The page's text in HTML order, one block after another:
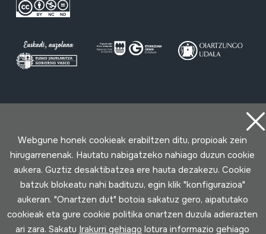
Erabilpen baldintzak Pribatutasun politika Cookie politika
Loturak garatua
Webgune honek cookieak erabiltzen ditu, propioak zein
hirugarrenenak. Hautatu nabigatzeko nahiago duzun cookie
aukera. Guztiz desaktibatzea ere hauta dezakezu. Cookie
batzuk blokeatu nahi badituzu, egin klik "konfigurazioa"
aukeran. "Onartzen dut" botoia sakatuz gero, aipatutako
cookieak eta gure cookie politika onartzen duzula adierazten
ari zara. Sakatu Irakurri gehiago lotura informazio gehiago